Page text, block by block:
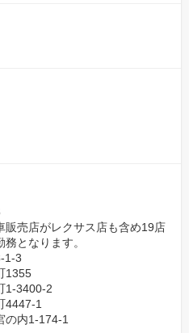
販売店がレクサス店も含め19店
となります。
1-3
1355
1-3400-2
4447-1
の内1-174-1